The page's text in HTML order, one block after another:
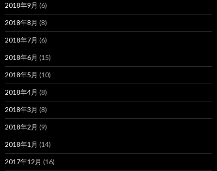
2018年9月 (6)
2018年8月 (8)
2018年7月 (6)
2018年6月 (15)
2018年5月 (10)
2018年4月 (8)
2018年3月 (8)
2018年2月 (9)
2018年1月 (14)
2017年12月 (16)